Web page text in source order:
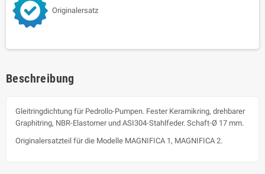
Originalersatz
Beschreibung
Gleitringdichtung für Pedrollo-Pumpen. Fester Keramikring, drehbarer
Graphitring, NBR-Elastomer und ASI304-Stahlfeder. Schaft-Ø 17 mm.
Originalersatzteil für die Modelle MAGNIFICA 1, MAGNIFICA 2.